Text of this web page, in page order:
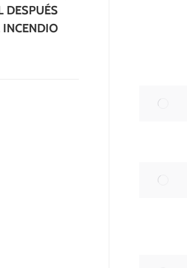
DESPUÉS
INCENDIO